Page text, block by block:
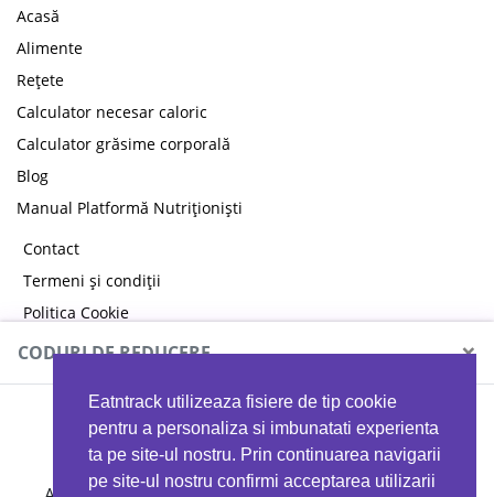
Eatntrack utilizeaza fisiere de tip cookie
pentru a personaliza si imbunatati experienta
ta pe site-ul nostru. Prin continuarea navigarii
pe site-ul nostru confirmi acceptarea utilizarii
Acasă
Alimente
Rețete
Calculator necesar caloric
Calculator grăsime corporală
Blog
Manual Platformă Nutriționiști
Contact
Termeni și condiții
Politica Cookie
Politica de confidențialitate
CODURI DE REDUCERE ×
MYPROTEIN